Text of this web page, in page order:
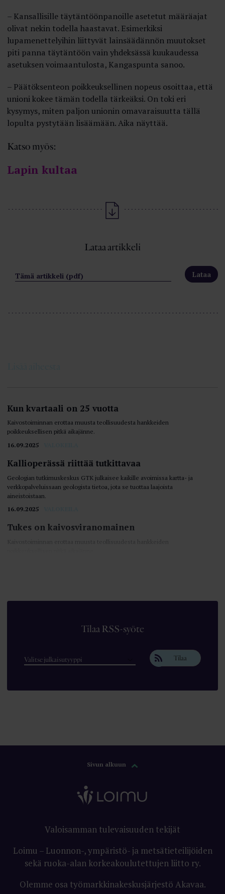
– Kansallisille täytäntöönpanoille asetetut määräajat
olivat nekin todella haastavat. Esimerkiksi
lupamenettelyihin liittyvät lainsäädännön muutokset
piti panna täytäntöön vain yhdeksässä kuukaudessa
asetuksen voimaantulosta, Kangaspunta sanoo.
– Päätöksenteon poikkeuksellinen nopeus osoittaa, että
unioni kokee tämän todella tärkeäksi. On toki eri
kysymys, miten paljon unionin omavaraisuutta tällä
lopulta pystytään lisäämään. Aika näyttää.
Katso myös:
Lapin kultaa
Lataa artikkeli
Tämä artikkeli (pdf)
Kun kvartaali on 25 vuotta
Kaivostoiminnan erottaa muusta teollisuudesta hankkeiden
poikkeuksellisen pitkä aikajänne.
16.09.2025
Kallioperässä riittää tutkittavaa
Geologian tutkimuskeskus GTK julkaisee kaikille avoimissa kartta- ja
verkkopalveluissaan geologista tietoa, jota se tuottaa laajoista
aineistoistaan.
16.09.2025
Tukes on kaivosviranomainen
Kaivostoiminnan erottaa muusta teollisuudesta hankkeiden
Tilaa RSS-syöte
Tilaa
Sivun alkuun
Valoisamman tulevaisuuden tekijät
Loimu – Luonnon-, ympäristö- ja metsätieteilijöiden
sekä ruoka-alan korkeakoulutettujen liitto ry.
Olemme osa työmarkkinakeskusjärjestö Akavaa.